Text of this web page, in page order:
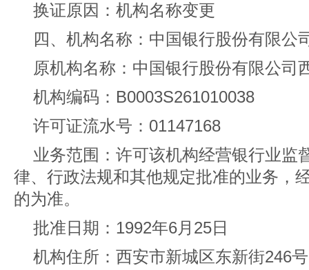
换证原因：机构名称变更
四、机构名称：中国银行股份有限公
原机构名称：中国银行股份有限公司
机构编码：B0003S261010038
许可证流水号：01147168
业务范围：许可该机构经营银行业监
律、行政法规和其他规定批准的业务，
的为准。
批准日期：1992年6月25日
机构住所：西安市新城区东新街246号